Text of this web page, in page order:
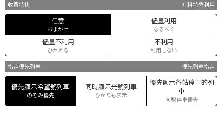
收費特快 有料特急利用
任意
おまかせ
儘量利用
なるべく
儘量不利用
ひかえる
不利用
利用しない
指定優先列車 優先列車指定
優先顯示希望號列車
のぞみ優先
同時顯示光號列車
ひかりも表示
優先顯示各站停車的列
車
各駅停車優先